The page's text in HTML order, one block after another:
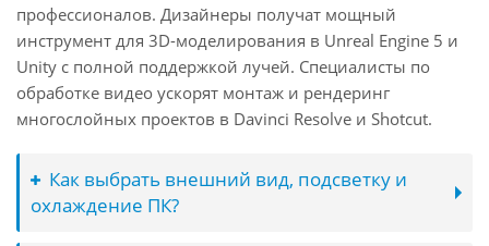
профессионалов. Дизайнеры получат мощный
инструмент для 3D-моделирования в Unreal Engine 5 и
Unity с полной поддержкой лучей. Специалисты по
обработке видео ускорят монтаж и рендеринг
многослойных проектов в Davinci Resolve и Shotcut.
Как выбрать внешний вид, подсветку и
охлаждение ПК?